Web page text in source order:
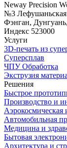
Neway Precision
№3 Лефушаньская
Фэнган,
Индекс 523000
Услуги
3D-печать из
Суперсплав
ЧПУ Обработка
Экструзия
Решения
Быстрое
Производство и
Автомобильная
Медицина и
Бытовая
Архитектура и